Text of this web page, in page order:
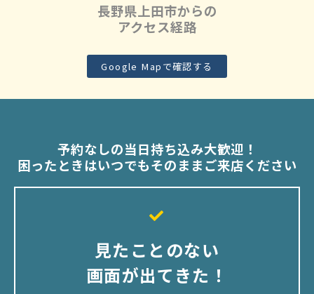
長野県上田市からの
アクセス経路
Google Mapで確認する
予約なしの当日持ち込み大歓迎！
困ったときはいつでもそのままご来店ください
見たことのない
画面が出てきた！